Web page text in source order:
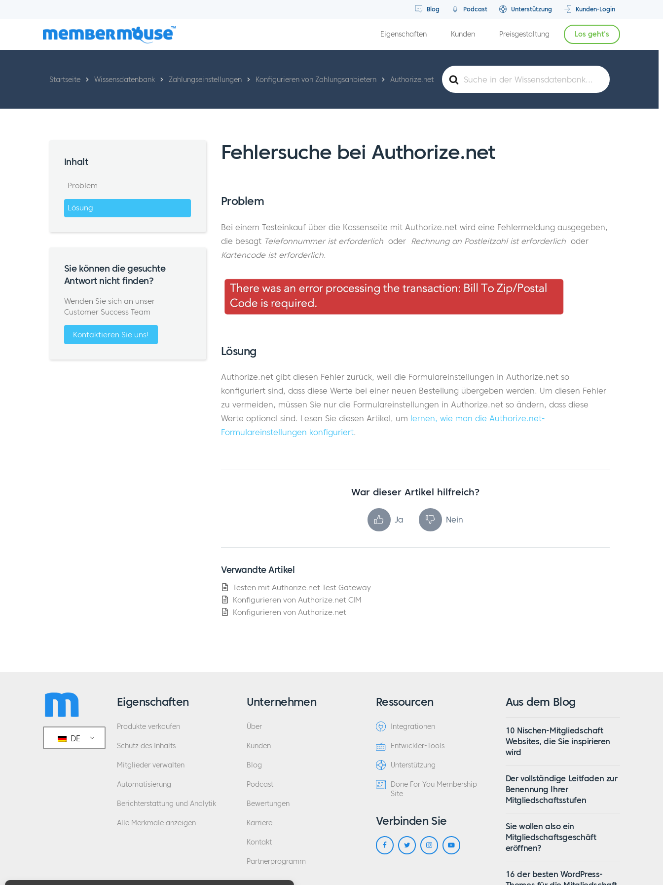
Blog Podcast Unterstützung Kunden-Login
Eigenschaften Kunden Preisgestaltung Los geht's
Suche
nach
Startseite Wissensdatenbank Zahlungseinstellungen Konfigurieren von Zahlungsanbietern Authorize.net
Fehlersuche bei Authorize.net
Problem
Bei einem Testeinkauf über die Kassenseite mit Authorize.net wird eine Fehlermeldung ausgegeben,
die besagt Telefonnummer ist erforderlichoder Rechnung an Postleitzahl ist erforderlichoder
Kartencode ist erforderlich.
Lösung
Authorize.net gibt diesen Fehler zurück, weil die Formulareinstellungen in Authorize.net so
konfiguriert sind, dass diese Werte bei einer neuen Bestellung übergeben werden. Um diesen Fehler
zu vermeiden, müssen Sie nur die Formulareinstellungen in Authorize.net so ändern, dass diese
Werte optional sind. Lesen Sie diesen Artikel, um lernen, wie man die Authorize.net-
Formulareinstellungen konfiguriert.
War dieser Artikel hilfreich?
Ja Nein
Verwandte Artikel
Testen mit Authorize.net Test Gateway
Konfigurieren von Authorize.net CIM
Konfigurieren von Authorize.net
Inhalt
Problem
Lösung
Sie können die gesuchte
Antwort nicht finden?
Wenden Sie sich an unser
Customer Success Team
Kontaktieren Sie uns!
DE
Eigenschaften
Produkte verkaufen
Schutz des Inhalts
Mitglieder verwalten
Automatisierung
Berichterstattung und Analytik
Alle Merkmale anzeigen
Unternehmen
Über
Kunden
Blog
Podcast
Bewertungen
Karriere
Kontakt
Partnerprogramm
Ressourcen
Integrationen
Entwickler-Tools
Unterstützung
Done For You Membership
Site
Verbinden Sie
Aus dem Blog
10 Nischen-Mitgliedschaft
Websites, die Sie inspirieren
wird
Der vollständige Leitfaden zur
Benennung Ihrer
Mitgliedschaftsstufen
Sie wollen also ein
Mitgliedschaftsgeschäft
eröffnen?
16 der besten WordPress-